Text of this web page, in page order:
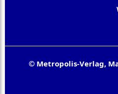
© Metropolis-Verlag,